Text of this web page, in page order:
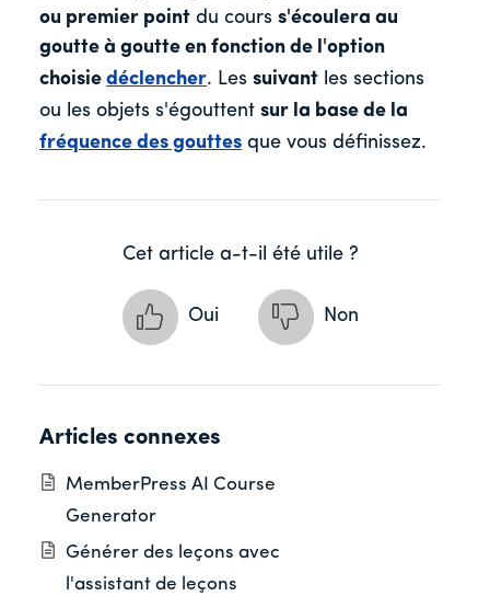
ou premier point du cours s'écoulera au
goutte à goutte en fonction de l'option
choisie déclencher. Les suivant les sections
ou les objets s'égouttent sur la base de la
fréquence des gouttes que vous définissez.
Cet article a-t-il été utile ?
Oui Non
Articles connexes
MemberPress AI Course
Generator
Générer des leçons avec
l'assistant de leçons